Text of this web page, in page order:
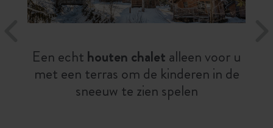
Een echt houten chalet alleen voor u
met een terras om de kinderen in de
sneeuw te zien spelen